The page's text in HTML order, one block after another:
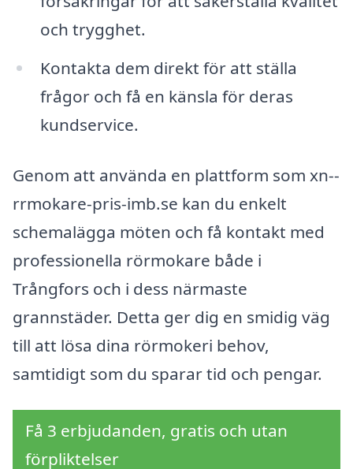
och trygghet.
Kontakta dem direkt för att ställa
frågor och få en känsla för deras
kundservice.
Genom att använda en plattform som xn--
rrmokare-pris-imb.se kan du enkelt
schemalägga möten och få kontakt med
professionella rörmokare både i
Trångfors och i dess närmaste
grannstäder. Detta ger dig en smidig väg
till att lösa dina rörmokeri behov,
samtidigt som du sparar tid och pengar.
Få 3 erbjudanden, gratis och utan
förpliktelser